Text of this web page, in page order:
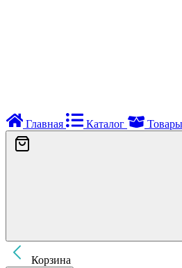
Главная Каталог Товары
Корзина